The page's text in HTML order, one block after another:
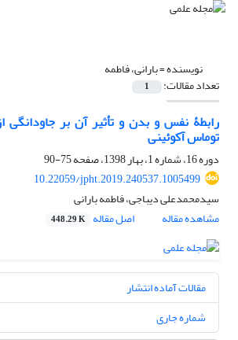
نویسنده =بارانی، فاطمه
تعداد مقالات: 1
رابطۀ نفس و بدن و تأثیر آن بر جاودانگی
توماس آکوئینی
دوره 16، شماره 1، بهار 1398، صفحه
75-90
10.22059/jpht.2019.240537.1005499
سیدمحمدعلی دیباجی، فاطمه بارانی
مشاهده مقاله
اصل مقاله 448.29 K
مقالات آماده انتشار
شماره جاری